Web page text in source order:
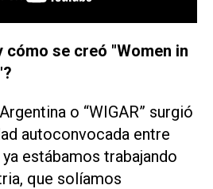
cómo se creó "Women in
o “WIGAR” surgió
autoconvocada entre
estábamos trabajando
que solíamos